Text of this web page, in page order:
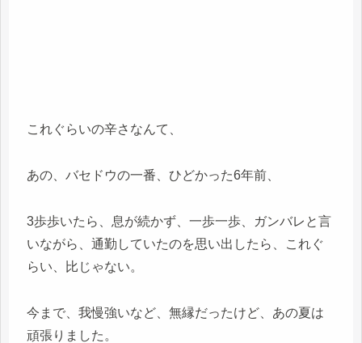
これぐらいの辛さなんて、
あの、バセドウの一番、ひどかった6年前、
3歩歩いたら、息が続かず、一歩一歩、ガンバレと言
いながら、通勤していたのを思い出したら、これぐ
らい、比じゃない。
今まで、我慢強いなど、無縁だったけど、あの夏は
頑張りました。